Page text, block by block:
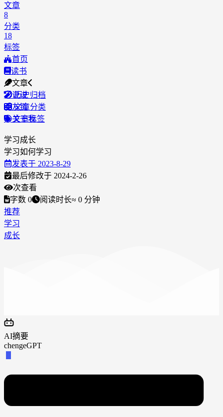
文章
8
分类
18
标签
首页
读书
文章
历史归档
文章分类
文章标签
说说
友链
关于我
学习成长
学习如何学习
发表于 2023-8-29
最后修改于 2024-2-26
次查看
字数 0 阅读时长≈ 0 分钟
推荐
学习
成长
AI摘要
chengeGPT